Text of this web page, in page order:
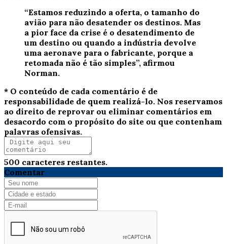
“Estamos reduzindo a oferta, o tamanho do
avião para não desatender os destinos. Mas
a pior face da crise é o desatendimento de
um destino ou quando a indústria devolve
uma aeronave para o fabricante, porque a
retomada não é tão simples”, afirmou
Norman.
* O conteúdo de cada comentário é de
responsabilidade de quem realizá-lo. Nos reservamos
ao direito de reprovar ou eliminar comentários em
desacordo com o propósito do site ou que contenham
palavras ofensivas.
500 caracteres restantes.
Comentar